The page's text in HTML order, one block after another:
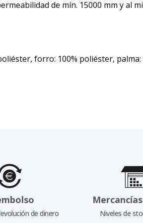
de mín. 15000 mm y
forro: 100% poliéster,
de dinero Niveles de